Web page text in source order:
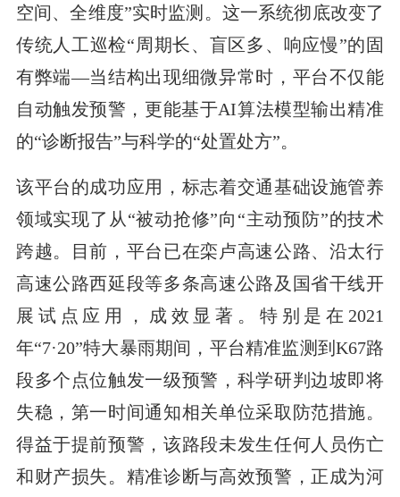
空间、全维度”实时监测。这一系统彻底改变了
传统人工巡检“周期长、盲区多、响应慢”的固
有弊端—当结构出现细微异常时，平台不仅能
自动触发预警，更能基于AI算法模型输出精准
的“诊断报告”与科学的“处置处方”。
该平台的成功应用，标志着交通基础设施管养
领域实现了从“被动抢修”向“主动预防”的技术
跨越。目前，平台已在栾卢高速公路、沿太行
高速公路西延段等多条高速公路及国省干线开
展试点应用，成效显著。特别是在2021
年“7·20”特大暴雨期间，平台精准监测到K67路
段多个点位触发一级预警，科学研判边坡即将
失稳，第一时间通知相关单位采取防范措施。
得益于提前预警，该路段未发生任何人员伤亡
和财产损失。精准诊断与高效预警，正成为河